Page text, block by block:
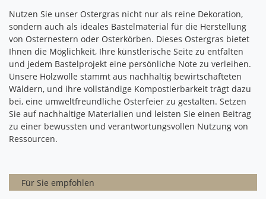
Nutzen Sie unser Ostergras nicht nur als reine Dekoration,
sondern auch als ideales Bastelmaterial für die Herstellung
von Osternestern oder Osterkörben. Dieses Ostergras bietet
Ihnen die Möglichkeit, Ihre künstlerische Seite zu entfalten
und jedem Bastelprojekt eine persönliche Note zu verleihen.
Unsere Holzwolle stammt aus nachhaltig bewirtschafteten
Wäldern, und ihre vollständige Kompostierbarkeit trägt dazu
bei, eine umweltfreundliche Osterfeier zu gestalten. Setzen
Sie auf nachhaltige Materialien und leisten Sie einen Beitrag
zu einer bewussten und verantwortungsvollen Nutzung von
Ressourcen.
Für Sie empfohlen